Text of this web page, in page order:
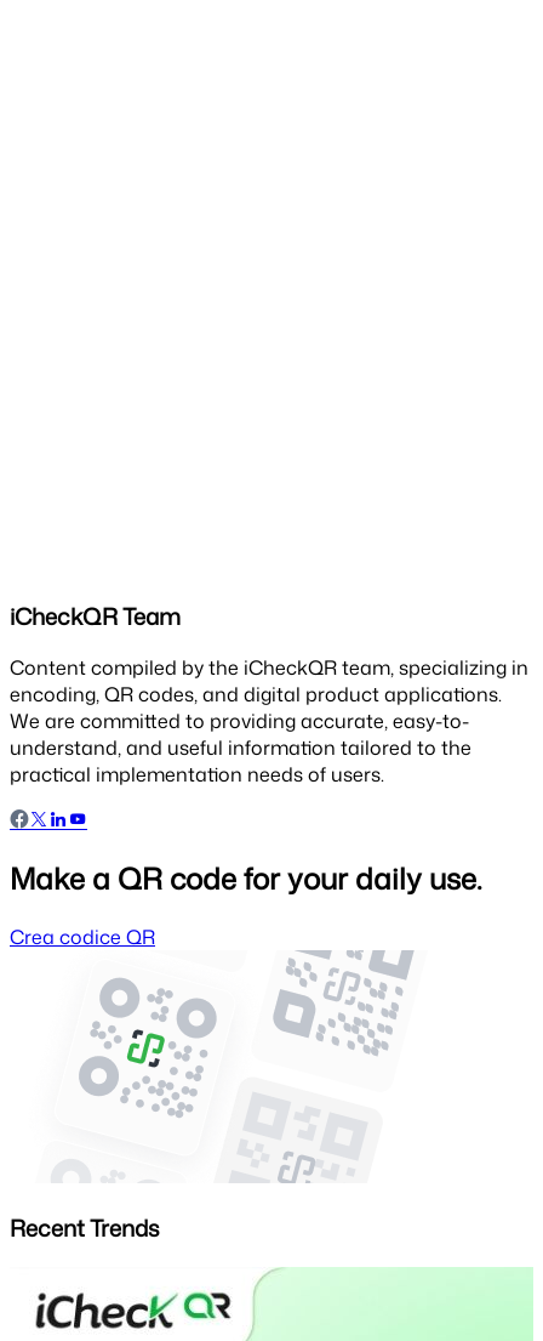
iCheckQR Team
Content compiled by the iCheckQR team, specializing in
encoding, QR codes, and digital product applications.
We are committed to providing accurate, easy-to-
understand, and useful information tailored to the
practical implementation needs of users.
Make a QR code for your daily use.
Crea codice QR
Recent Trends